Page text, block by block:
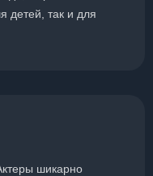
детей, так и для
шикарно